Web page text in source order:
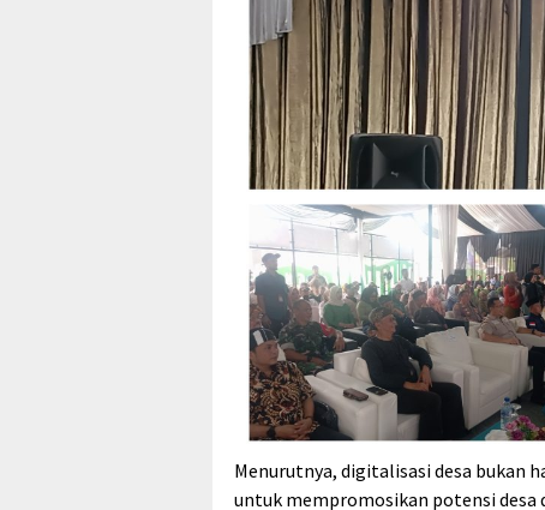
Menurutnya, digitalisasi desa bukan
untuk mempromosikan potensi